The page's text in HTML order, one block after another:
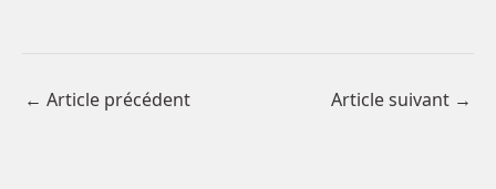
← Article précédent Article suivant →